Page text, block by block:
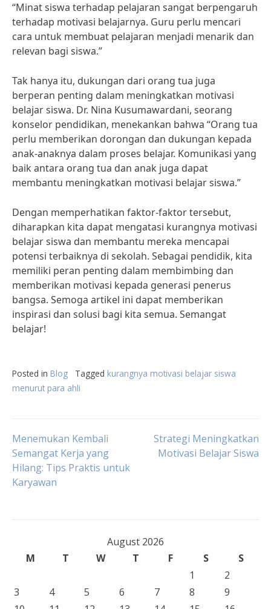
“Minat siswa terhadap pelajaran sangat berpengaruh
terhadap motivasi belajarnya. Guru perlu mencari
cara untuk membuat pelajaran menjadi menarik dan
relevan bagi siswa.”
Tak hanya itu, dukungan dari orang tua juga
berperan penting dalam meningkatkan motivasi
belajar siswa. Dr. Nina Kusumawardani, seorang
konselor pendidikan, menekankan bahwa “Orang tua
perlu memberikan dorongan dan dukungan kepada
anak-anaknya dalam proses belajar. Komunikasi yang
baik antara orang tua dan anak juga dapat
membantu meningkatkan motivasi belajar siswa.”
Dengan memperhatikan faktor-faktor tersebut,
diharapkan kita dapat mengatasi kurangnya motivasi
belajar siswa dan membantu mereka mencapai
potensi terbaiknya di sekolah. Sebagai pendidik, kita
memiliki peran penting dalam membimbing dan
memberikan motivasi kepada generasi penerus
bangsa. Semoga artikel ini dapat memberikan
inspirasi dan solusi bagi kita semua. Semangat
belajar!
Posted in Blog Tagged kurangnya motivasi belajar siswa
menurut para ahli
Post
navigation
Menemukan Kembali
Semangat Kerja yang
Hilang: Tips Praktis untuk
Karyawan
Strategi Meningkatkan
Motivasi Belajar Siswa
August 2026
M
T W T F S
S
1
2
3
4 5 6 7 8
9